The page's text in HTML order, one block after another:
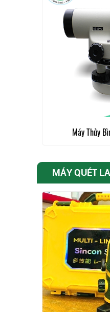
Máy Thủy
MÁY QUÉT